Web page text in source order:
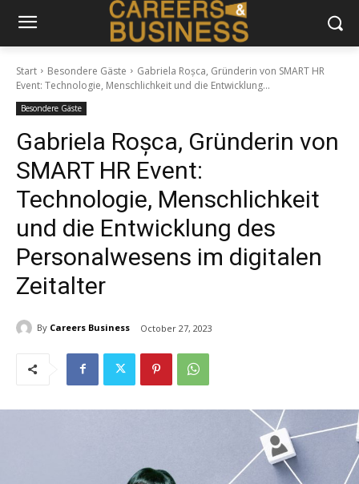
Start Besondere Gäste
Gabriela Roșca, Gründerin von SMART HR
Event: Technologie, Menschlichkeit und die Entwicklung...
Besondere Gäste
Gabriela Roșca, Gründerin von
SMART HR Event:
Technologie, Menschlichkeit
und die Entwicklung des
Personalwesens im digitalen
Zeitalter
By Careers Business October 27, 2023